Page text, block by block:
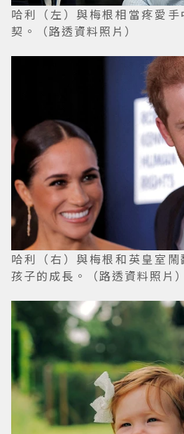
哈利（左）與梅根相當疼愛
契。（路透資料照片）
哈利（右）與梅根和英皇室
孩子的成長。（路透資料照片）